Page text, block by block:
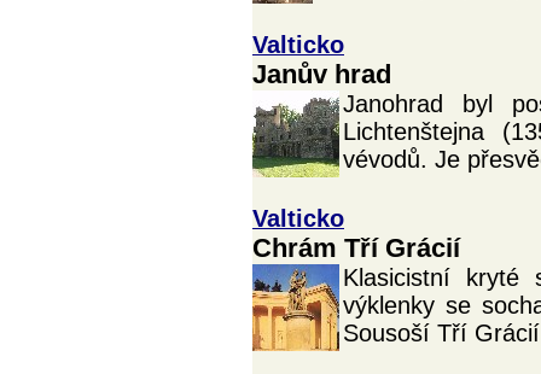
Valticko
Janův hrad
Janohrad byl
Lichtenštejna
vévodů. Je
Valticko
Chrám Tří Grácií
Klasicistní
výklenky se
Sousoší Tří